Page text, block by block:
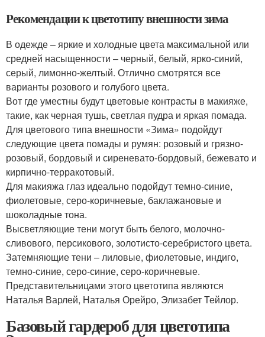
Рекомендации к цветотипу внешности зима
В одежде – яркие и холодные цвета максимальной или
средней насыщенности – черный, белый, ярко-синий,
серый, лимонно-желтый. Отлично смотрятся все
варианты розового и голубого цвета.
Вот где уместны будут цветовые контрасты в макияже,
такие, как черная тушь, светлая пудра и яркая помада.
Для цветового типа внешности «Зима» подойдут
следующие цвета помады и румян: розовый и грязно-
розовый, бордовый и сиреневато-бордовый, бежевато и
кирпично-терракотовый.
Для макияжа глаз идеально подойдут темно-синие,
фиолетовые, серо-коричневые, баклажановые и
шоколадные тона.
Высветляющие тени могут быть белого, молочно-
сливового, персикового, золотисто-серебристого цвета.
Затемняющие тени – лиловые, фиолетовые, индиго,
темно-синие, серо-синие, серо-коричневые.
Представительницами этого цветотипа являются
Наталья Варлей, Наталья Орейро, Элизабет Тейлор.
Базовый гардероб для цветотипа